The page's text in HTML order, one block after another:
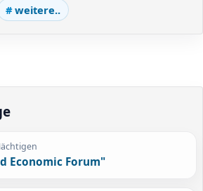
weitere..
Economic Forum"